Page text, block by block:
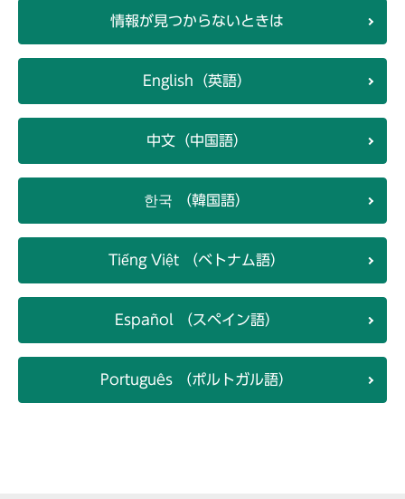
情報が見つからないときは
English（英語）
中文（中国語）
한국 （韓国語）
Tiếng Việt （ベトナム語）
Español （スペイン語）
Português （ポルトガル語）